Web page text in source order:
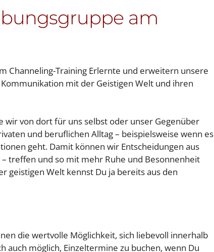
am
Channeling-Training Erlernte und erweitern unsere
mit der Geistigen Welt und ihren
wir von dort für uns selbst oder unser Gegenüber
und beruflichen Alltag – beispielsweise wenn es
geht. Damit können wir Entscheidungen aus
treffen und so mit mehr Ruhe und Besonnenheit
geistigen Welt kennst Du ja bereits aus den
die wertvolle Möglichkeit, sich liebevoll innerhalb
auch möglich, Einzeltermine zu buchen, wenn Du